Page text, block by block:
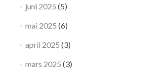
juni 2025 (5)
mai 2025 (6)
april 2025 (3)
mars 2025 (3)